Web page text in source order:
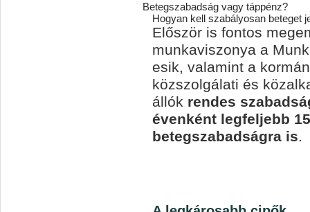
Betegszabadság vagy táppénz?
Hogyan kell szabályosan beteget
Először is fontos
munkaviszonya a
esik, valamint a
közszolgálati és
állók rendes
évenként legfeljebb
betegszabadságra is.